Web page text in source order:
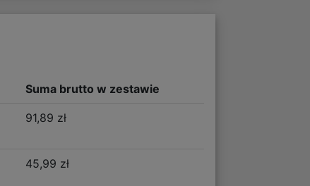
Suma brutto w zestawie
91,89 zł
45,99 zł